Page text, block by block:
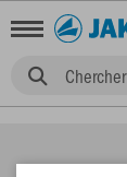
Chercher